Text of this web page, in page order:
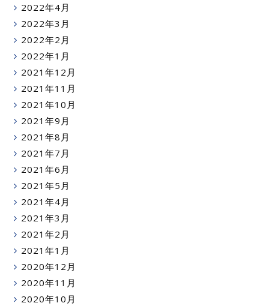
2022年4月
2022年3月
2022年2月
2022年1月
2021年12月
2021年11月
2021年10月
2021年9月
2021年8月
2021年7月
2021年6月
2021年5月
2021年4月
2021年3月
2021年2月
2021年1月
2020年12月
2020年11月
2020年10月